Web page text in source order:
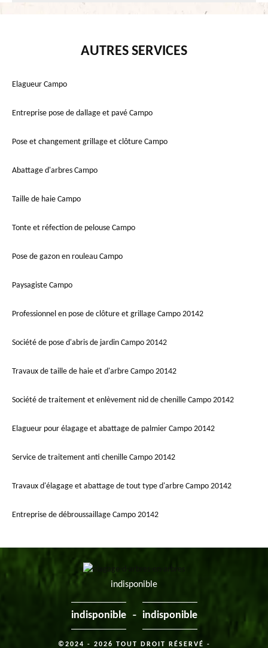
AUTRES SERVICES
Elagueur Campo
Entreprise pose de dallage et pavé Campo
Pose et changement grillage et clôture Campo
Abattage d'arbres Campo
Taille de haie Campo
Tonte et réfection de pelouse Campo
Pose de gazon en rouleau Campo
Paysagiste Campo
Professionnel en pose de clôture et grillage Campo 20142
Société de pose d'abris de jardin Campo 20142
Travaux de taille de haie et d'arbre Campo 20142
Société de traitement et enlèvement nid de chenille Campo 20142
Elagueur pour élagage et abattage de palmier Campo 20142
Service de traitement anti chenille Campo 20142
Travaux d'élagage et abattage de tout type d'arbre Campo 20142
Entreprise de débroussaillage Campo 20142
indisponible
indisponible - indisponible
©2024 - 2026 TOUT DROIT RÉSERVÉ -